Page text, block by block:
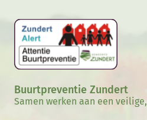
Buurtpreventie Zundert
Samen werken aan een